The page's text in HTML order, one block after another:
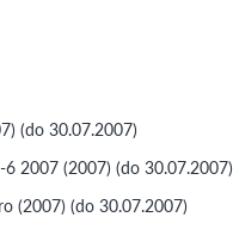
(do 30.07.2007)
2007 (2007) (do 30.07.2007)
(2007) (do 30.07.2007)